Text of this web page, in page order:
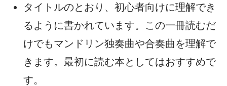
タイトルのとおり、初心者向けに理解でき
るように書かれています。この一冊読むだ
けでもマンドリン独奏曲や合奏曲を理解で
きます。最初に読む本としてはおすすめで
す。